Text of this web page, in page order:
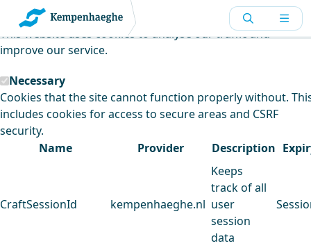
Kempenhaeghe uses cookies
This website uses cookies to analyse our traffic and
improve our service.
Necessary
Cookies that the site cannot function properly without.
includes cookies for access to secure areas and CSRF
security.
Name
Provider Description
CraftSessionId kempenhaeghe.nl
Keeps
track of all
user
session
data